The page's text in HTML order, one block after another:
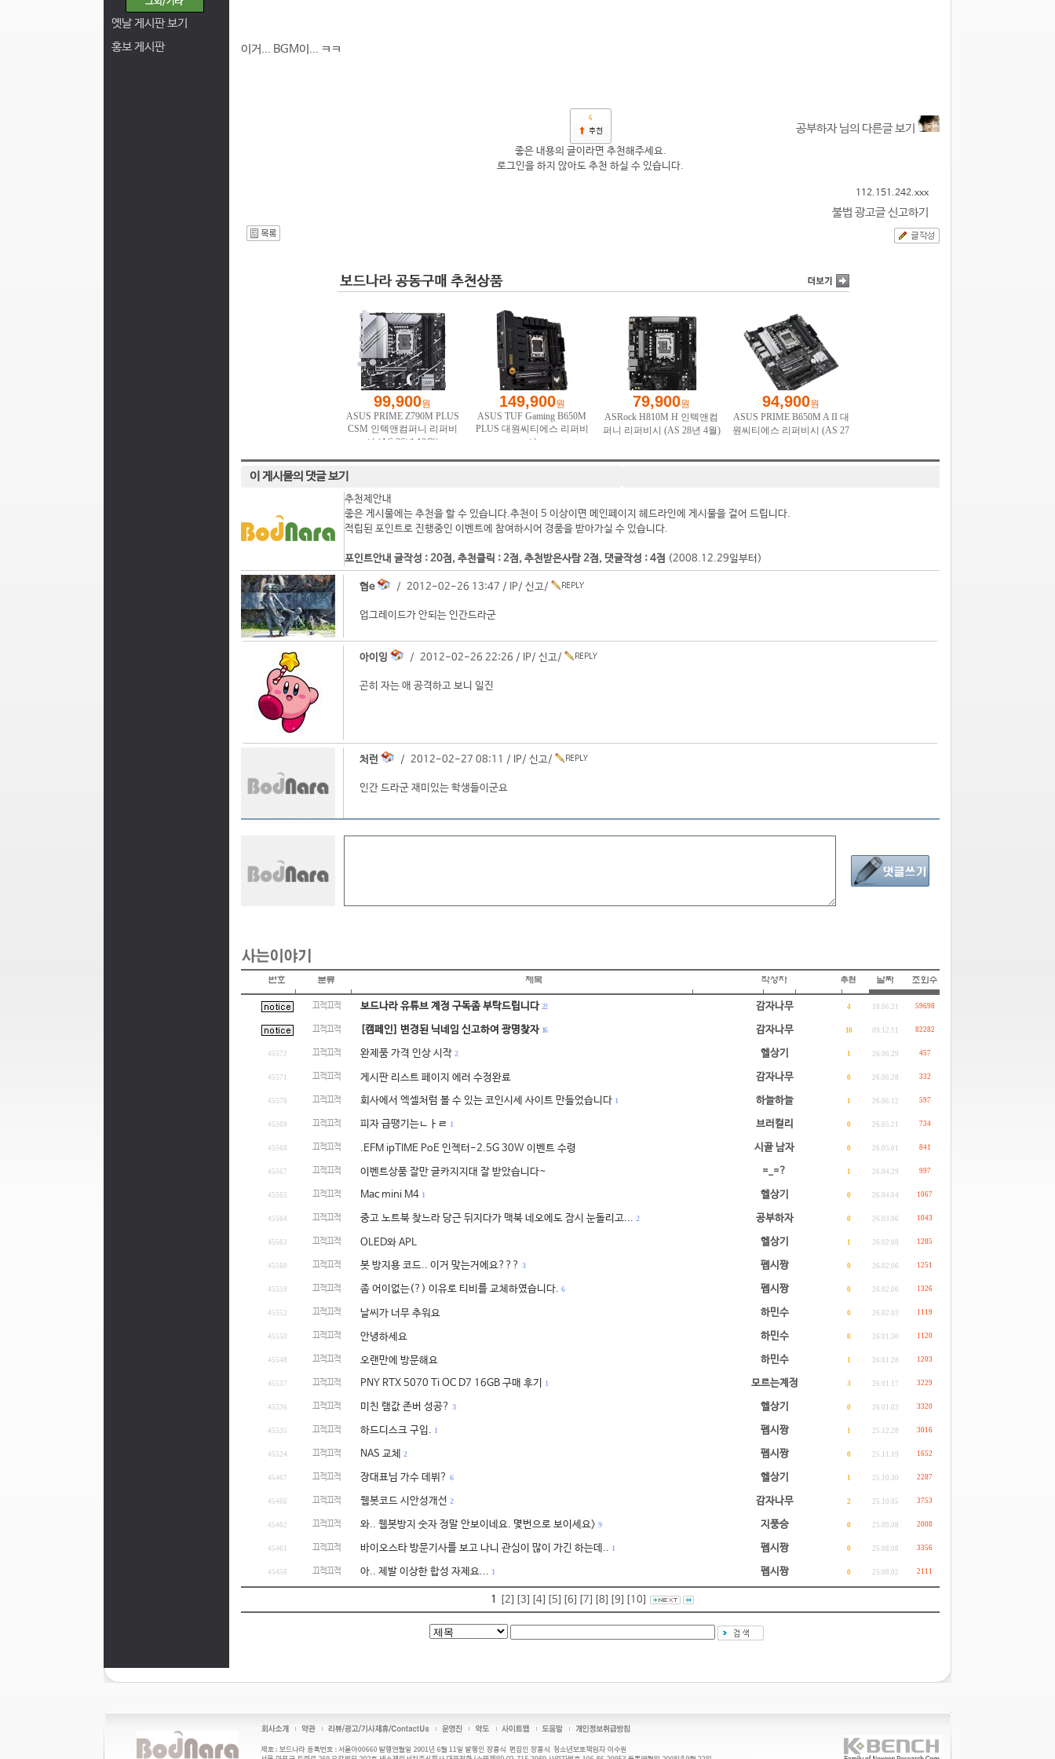
옛날 게시판 보기
홍보 게시판
이거... BGM이... ㅋㅋ
6
공부하자 님의 다른글 보기
좋은 내용의 글이라면 추천해주세요.
로그인을 하지 않아도 추천 하실 수 있습니다.
112.151.242.xxx
불법 광고글 신고하기
이 게시물의 댓글 보기
추천제안내
좋은 게시물에는 추천을 할 수 있습니다.추천이 5 이상이면 메인페이지 헤드라인에 게시물을 걸어 드립니다.
적립된 포인트로 진행중인 이벤트에 참여하시어 경품을 받아가실 수 있습니다.
포인트안내 글작성 : 20점, 추천클릭 : 2점, 추천받은사람 2점, 댓글작성 : 4점 (2008.12.29일부터)
협e / 2012-02-26 13:47 / IP/ 신고/
업그레이드가 안되는 인간드라군
아이잉 / 2012-02-26 22:26 / IP/ 신고/
곤히 자는 애 공격하고 보니 일진
처런 / 2012-02-27 08:11 / IP/ 신고/
인간 드라군 재미있는 학생들이군요
끄적끄적 보드나라 유튜브 계정 구독좀 부탁드립니다 22 감자나무 4 18.06.21 59698
끄적끄적 [캠페인] 변경된 닉네임 신고하여 광명찾자 16 감자나무 10 09.12.11 82282
45572 끄적끄적 완제품 가격 인상 시작 2 헬상기 1 26.06.29 457
45571 끄적끄적 게시판 리스트 페이지 에러 수정완료 감자나무 0 26.06.28 332
45570 끄적끄적 회사에서 엑셀처럼 볼 수 있는 코인시세 사이트 만들었습니다 1 하늘하늘 1 26.06.12 597
45569 끄적끄적 피자 급땡기는ㄴㅏㄹ 1 브러컬리 0 26.05.21 734
45568 끄적끄적 .EFM ipTIME PoE 인젝터-2.5G 30W 이벤트 수령 시골 남자 0 26.05.01 841
45567 끄적끄적 이벤트상품 잘만 글카지지대 잘 받았습니다~ =_=? 1 26.04.29 997
45565 끄적끄적 Mac mini M4 1 헬상기 0 26.04.04 1067
45564 끄적끄적 중고 노트북 찾느라 당근 뒤지다가 맥북 네오에도 잠시 눈돌리고... 2 공부하자 0 26.03.06 1043
45563 끄적끄적 OLED와 APL 헬상기 1 26.02.08 1285
45560 끄적끄적 봇 방지용 코드.. 이거 맞는거에요??? 3 펩시짱 0 26.02.06 1251
45559 끄적끄적 좀 어이없는(?) 이유로 티비를 교체하였습니다. 6 펩시짱 0 26.02.06 1326
45552 끄적끄적 날씨가 너무 추워요 하민수 0 26.02.03 1119
45550 끄적끄적 안녕하세요 하민수 0 26.01.30 1120
45548 끄적끄적 오랜만에 방문해요 하민수 1 26.01.28 1203
45537 끄적끄적 PNY RTX 5070 Ti OC D7 16GB 구매 후기 1 모르는계정 3 26.01.17 3229
45536 끄적끄적 미친 램값 존버 성공? 3 헬상기 0 26.01.03 3320
45535 끄적끄적 하드디스크 구입. 1 펩시짱 1 25.12.28 3016
45524 끄적끄적 NAS 교체 2 펩시짱 0 25.11.19 1652
45467 끄적끄적 장대표님 가수 데뷔? 6 헬상기 1 25.10.30 2287
45466 끄적끄적 웹봇코드 시안성개선 2 감자나무 2 25.10.05 3753
45462 끄적끄적 와.. 웹봇방지 숫자 정말 안보이네요. 몇번으로 보이세요> 9 지풍승 0 25.09.08 2008
45461 끄적끄적 바이오스타 방문기사를 보고 나니 관심이 많이 가긴 하는데.. 1 펩시짱 0 25.08.08 3356
45456 끄적끄적 아.. 제발 이상한 합성 자제요... 1 펩시짱 0 25.08.02 2111
1 [2] [3] [4] [5] [6] [7] [8] [9] [10]